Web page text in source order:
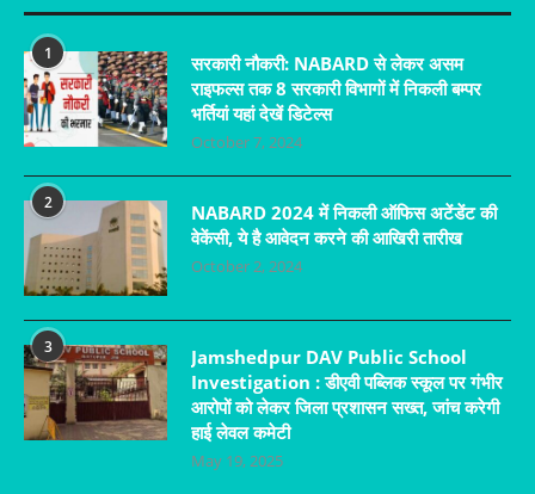
1
सरकारी नौकरी: NABARD से लेकर असम
राइफल्स तक 8 सरकारी विभागों में निकली बम्पर
भर्तियां यहां देखें डिटेल्स
October 7, 2024
2
NABARD 2024 में निकली ऑफिस अटेंडेंट की
वेकेंसी, ये है आवेदन करने की आखिरी तारीख
October 2, 2024
3
Jamshedpur DAV Public School
Investigation : डीएवी पब्लिक स्कूल पर गंभीर
आरोपों को लेकर जिला प्रशासन सख्त, जांच करेगी
हाई लेवल कमेटी
May 19, 2025